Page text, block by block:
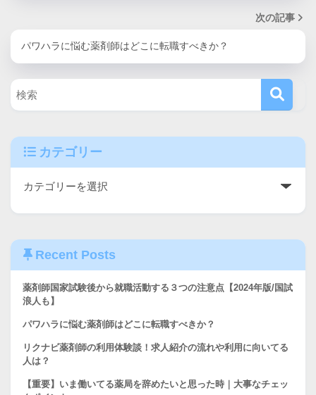
次の記事
パワハラに悩む薬剤師はどこに転職すべきか？
カテゴリー
Recent Posts
薬剤師国家試験後から就職活動する３つの注意点【2024年版/国試
浪人も】
パワハラに悩む薬剤師はどこに転職すべきか？
リクナビ薬剤師の利用体験談！求人紹介の流れや利用に向いてる
人は？
【重要】いま働いてる薬局を辞めたいと思った時｜大事なチェッ